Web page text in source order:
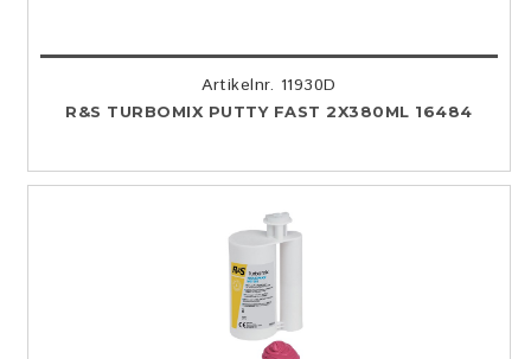
Artikelnr. 11930D
R&S TURBOMIX PUTTY FAST 2X380ML 16484